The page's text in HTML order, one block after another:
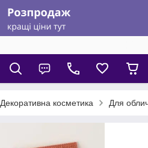
Декоративна косметика Для